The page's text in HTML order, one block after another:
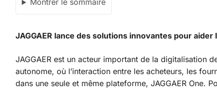
Montrer le sommaire
JAGGAER lance des solutions innovantes pour
JAGGAER est un acteur important de la digitalisation
autonome, où l’interaction entre les acheteurs, les
dans une seule et même plateforme, JAGGAER One.